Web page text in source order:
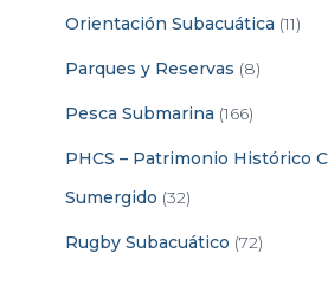
Orientación Subacuática (11)
Parques y Reservas (8)
Pesca Submarina (166)
PHCS – Patrimonio Histórico
Sumergido (32)
Rugby Subacuático (72)